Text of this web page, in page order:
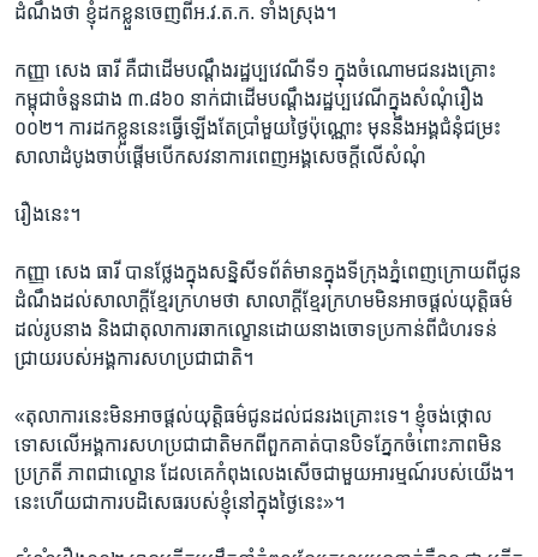
ដំណឹង​ថា ​ខ្ញុំ​ដក​ខ្លួន​ចេញ​ពី​អ.វ.ត.ក. ​ទាំង​ស្រុង។
កញ្ញា​ សេង ​ធារី ​គឺ​ជា​ដើម​បណ្ដឹង​រដ្ឋប្បវេណី​ទី១​ ក្នុង​ចំណោម​ជន​រងគ្រោះ​
កម្ពុជា​ចំនួន​ជាង ​៣.៨៦០ ​នាក់​ជា​ដើម​បណ្តឹង​រដ្ឋប្បវេណី​ក្នុង​សំណុំរឿង ​
០០២។ ការ​ដក​ខ្លួន​នេះ​ធ្វើ​ឡើង​តែ​ប្រាំមួយ​ថ្ងៃ​ប៉ុណ្ណោះ​ មុន​នឹង​អង្គ​ជំនុំជម្រះ​
សាលាដំបូង​ចាប់ផ្ដើម​បើក​សវនាការ​ពេញ​អង្គសេចក្ដី​លើ​សំណុំ
រឿង​នេះ។
កញ្ញា​ សេង​ ធារី​ បាន​ថ្លែង​ក្នុង​សន្និសីទ​ព័ត៌មាន​ក្នុង​ទីក្រុង​ភ្នំពេញ​ក្រោយ​ពី​ជូន
ដំណឹង​ដល់​សាលា​ក្ដីខ្មែរក្រហម​ថា ​សាលាក្ដី​ខ្មែរ​ក្រហម​មិន​អាចផ្ដល់​យុត្តិធម៌​
ដល់​រូប​នាង ​និង​ជា​តុលាការ​ឆាកល្ខោន​ដោយ​នាង​ចោទប្រកាន់​ពី​ជំហរ​ទន់
ជ្រាយ​របស់​អង្គការ​សហប្រជាជាតិ។
«តុលាការនេះ​មិន​អាច​ផ្ដល់​យុត្តិធម៌​ជូន​ដល់​ជន​រងគ្រោះ​ទេ។​ ខ្ញុំ​ចង់​ថ្កោល
ទោស​លើ​អង្គការ​សហប្រជាជាតិ​មក​ពី​ពួក​គាត់​បាន​បិទ​ភ្នែក​ចំពោះ​ភាព​មិន
ប្រក្រតី​ ភាព​ជា​ល្ខោន​ ដែល​គេ​កំពុង​លេង​សើច​ជាមួយ​អារម្មណ៍​របស់​យើង។ ​
នេះ​ហើយ​ជា​ការ​បដិសេធ​របស់​ខ្ញុំ​នៅ​ក្នុង​ថ្ងៃ​នេះ»។